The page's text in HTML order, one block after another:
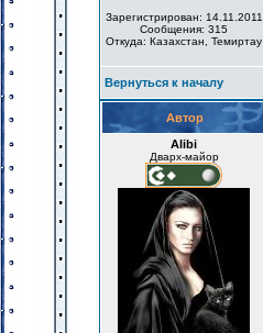
Зарегистрирован: 14.11.2011
Сообщения: 315
Откуда: Казахстан, Темиртау
Вернуться к началу
Автор
Alibi
Дварх-майор